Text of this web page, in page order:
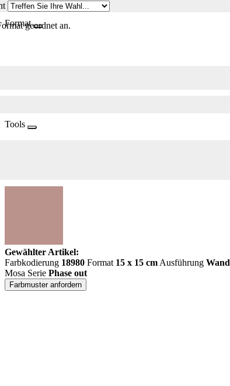
Formatgeordnet an.
Tools
Gewählter Artikel:
Farbkodierung 18980 Format 15 x 15 cm Ausführung Wand
Mosa Serie Phase out
Farbmuster anfordern